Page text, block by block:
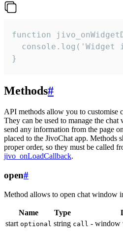
function
console.log('Widget
}
Methods#
API methods allow you to customise
They can be used to manage the
send any information from the page
placed to the JivoChat app. Methods
proper order, so they must be called
jivo_onLoadCallback.
open#
Method allows to open chat window
Name Type
start optional string call - window